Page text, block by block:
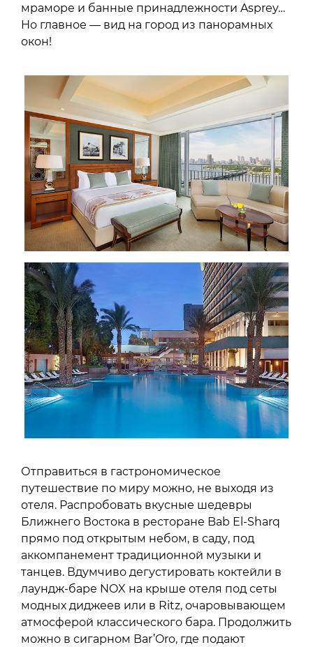
мраморе и банные принадлежности Asprey…
Но главное — вид на город из панорамных
окон!
Отправиться в гастрономическое
путешествие по миру можно, не выходя из
отеля. Распробовать вкусные шедевры
Ближнего Востока в ресторане Bab El-Sharq
прямо под открытым небом, в саду, под
аккомпанемент традиционной музыки и
танцев. Вдумчиво дегустировать коктейли в
лаундж-баре NOX на крыше отеля под сеты
модных диджеев или в Ritz, очаровывающем
атмосферой классического бара. Продолжить
можно в сигарном Bar’Oro, где подают